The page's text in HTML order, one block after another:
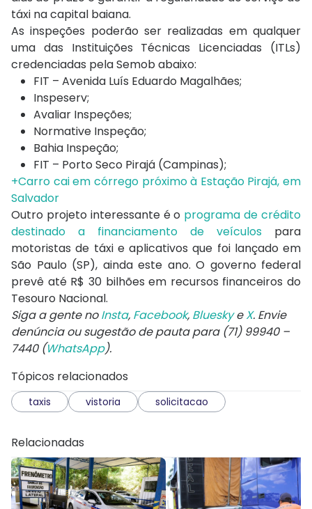
táxi na capital baiana.
As inspeções poderão ser realizadas em qualquer
uma das Instituições Técnicas Licenciadas (ITLs)
credenciadas pela Semob abaixo:
FIT – Avenida Luís Eduardo Magalhães;
Inspeserv;
Avaliar Inspeções;
Normative Inspeção;
Bahia Inspeção;
FIT – Porto Seco Pirajá (Campinas);
+Carro cai em córrego próximo à Estação Pirajá, em
Salvador
Outro projeto interessante é o programa de crédito
destinado a financiamento de veículos para
motoristas de táxi e aplicativos que foi lançado em
São Paulo (SP), ainda este ano. O governo federal
prevê até R$ 30 bilhões em recursos financeiros do
Tesouro Nacional.
Siga a gente noInsta, Facebook, BlueskyeX. Envie
denúncia ou sugestão de pauta para (71) 99940 –
7440 (WhatsApp).
Tópicos relacionados
taxis vistoria solicitacao
Relacionadas